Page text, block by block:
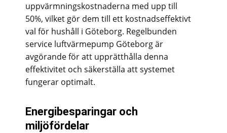
uppvärmningskostnaderna med upp till
50%, vilket gör dem till ett kostnadseffektivt
val för hushåll i Göteborg. Regelbunden
service luftvärmepump Göteborg är
avgörande för att upprätthålla denna
effektivitet och säkerställa att systemet
fungerar optimalt.
Energibesparingar och
miljöfördelar